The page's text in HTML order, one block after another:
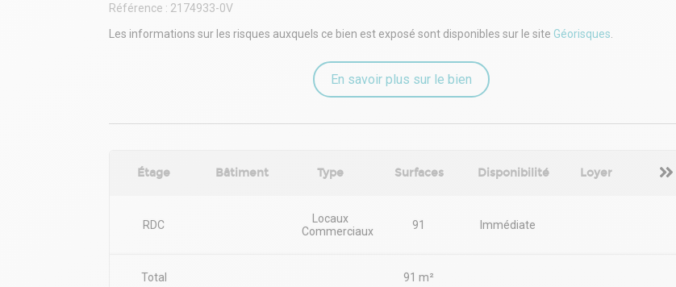
Luizet (Sortie)
Rocade Porte de Cusset (Périphérique Lyon)
Borne de recharge Mercure - Villeurbanne Charpennes (Bornes de recharge)
Référence : 2174933-0V
Les informations sur les risques auxquels ce bien est exposé sont disponibles sur le site Géorisques
En savoir plus sur le bien
Étage Bâtiment Type Surfaces Disponibilité Loyer
RDC
Locaux
Commerciaux
91 Immédiate
Total 91 m²